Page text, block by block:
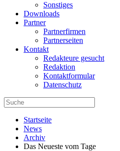
Sonstiges
Downloads
Partner
Partnerfirmen
Partnerseiten
Kontakt
Redakteure gesucht
Redaktion
Kontaktformular
Datenschutz
Startseite
News
Archiv
Das Neueste vom Tage